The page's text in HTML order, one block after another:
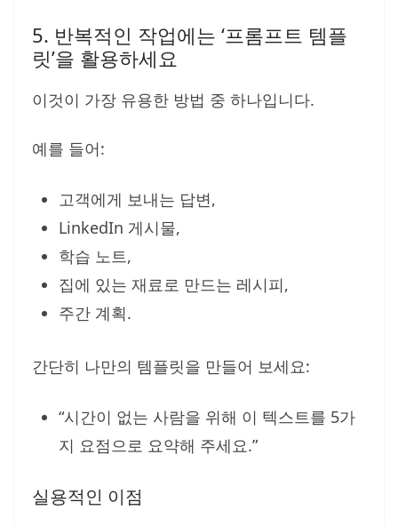
5. 반복적인 작업에는 ‘프롬프트 템플
릿’을 활용하세요
이것이 가장 유용한 방법 중 하나입니다.
예를 들어:
고객에게 보내는 답변,
LinkedIn 게시물,
학습 노트,
집에 있는 재료로 만드는 레시피,
주간 계획.
간단히 나만의 템플릿을 만들어 보세요:
“시간이 없는 사람을 위해 이 텍스트를 5가
지 요점으로 요약해 주세요.”
실용적인 이점